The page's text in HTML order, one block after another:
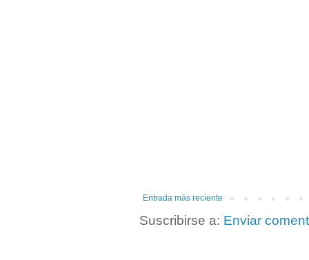
Entrada más reciente
Suscribirse a: Enviar